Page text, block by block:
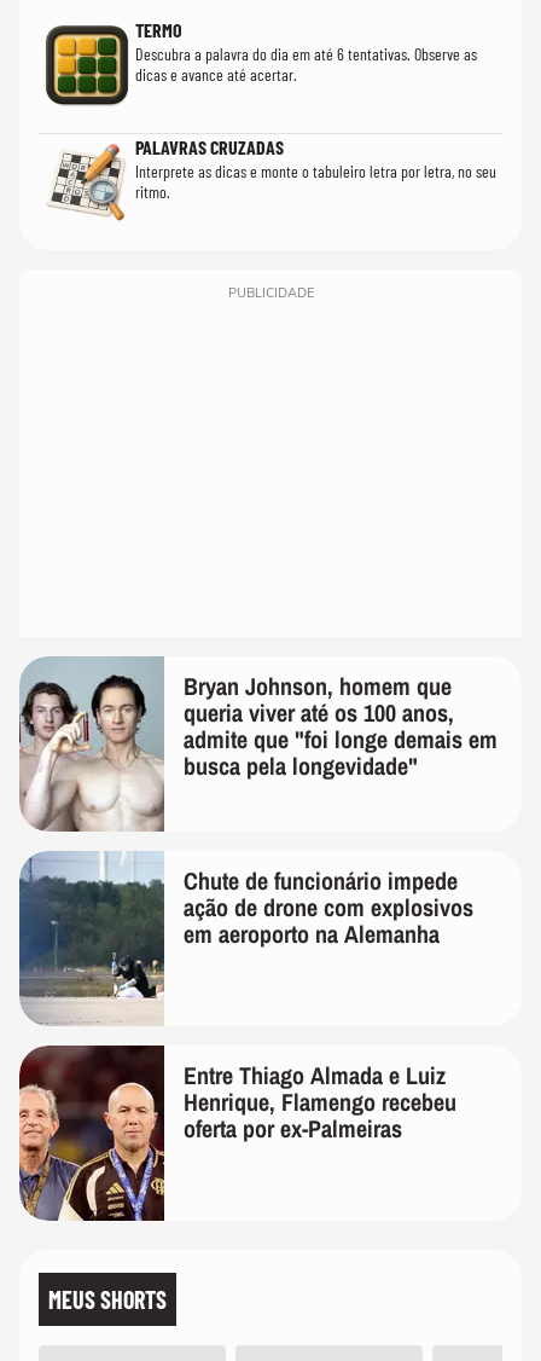
TERMO
Descubra a palavra do dia em até 6 tentativas. Observe as
dicas e avance até acertar.
PALAVRAS CRUZADAS
Interprete as dicas e monte o tabuleiro letra por letra, no seu
ritmo.
PUBLICIDADE
Bryan Johnson, homem que
queria viver até os 100 anos,
admite que "foi longe demais em
busca pela longevidade"
Chute de funcionário impede
ação de drone com explosivos
em aeroporto na Alemanha
Entre Thiago Almada e Luiz
Henrique, Flamengo recebeu
oferta por ex-Palmeiras
MEUS SHORTS